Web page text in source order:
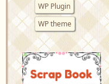
WP Plugin
WP theme